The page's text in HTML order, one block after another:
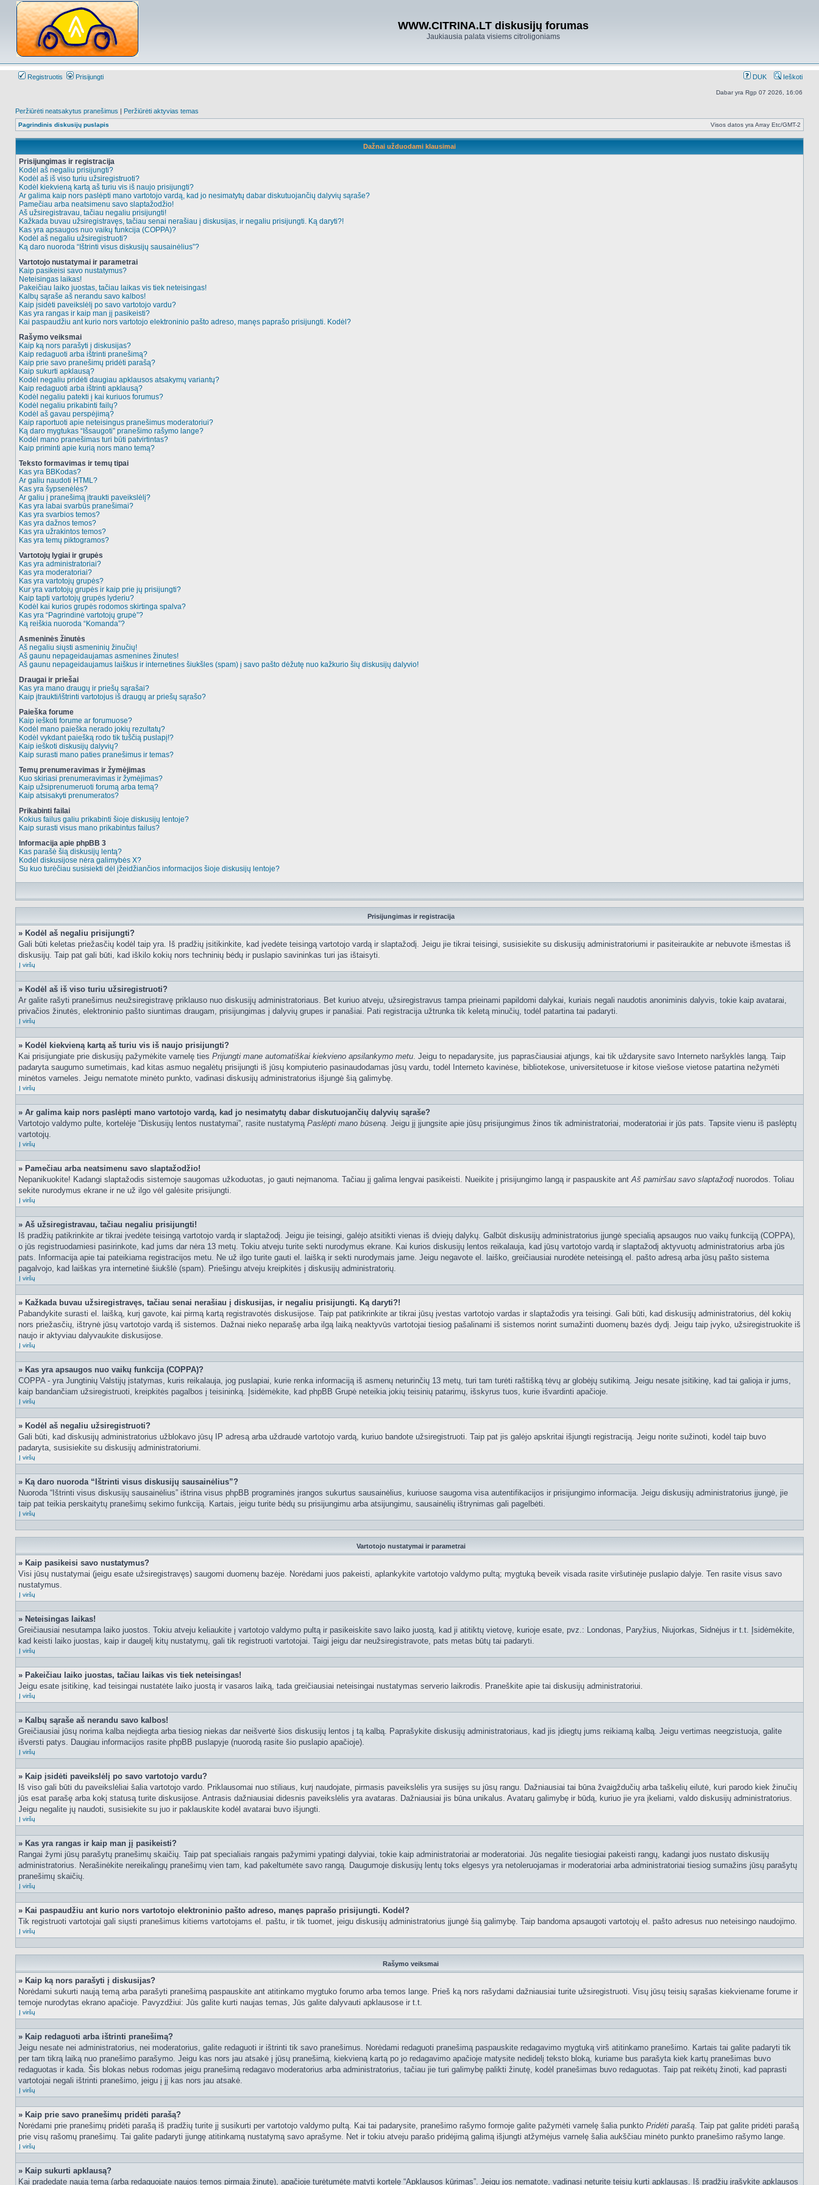
WWW.CITRINA.LT diskusijų forumas
Jaukiausia palata visiems citroligoniams
Registruotis Prisijungti DUK Ieškoti
Dabar yra Rgp 07 2026, 16:06
Peržiūrėti neatsakytus pranešimus | Peržiūrėti aktyvias temas
Pagrindinis diskusijų puslapis Visos datos yra Array Etc/GMT-2
Dažnai užduodami klausimai
Prisijungimas ir registracija
Kodėl aš negaliu prisijungti?
Kodėl aš iš viso turiu užsiregistruoti?
Kodėl kiekvieną kartą aš turiu vis iš naujo prisijungti?
Ar galima kaip nors paslėpti mano vartotojo vardą, kad jo nesimatytų dabar diskutuojančių dalyvių sąraše?
Pamečiau arba neatsimenu savo slaptažodžio!
Aš užsiregistravau, tačiau negaliu prisijungti!
Kažkada buvau užsiregistravęs, tačiau senai nerašiau į diskusijas, ir negaliu prisijungti. Ką daryti?!
Kas yra apsaugos nuo vaikų funkcija (COPPA)?
Kodėl aš negaliu užsiregistruoti?
Ką daro nuoroda “Ištrinti visus diskusijų sausainėlius”?
Vartotojo nustatymai ir parametrai
Kaip pasikeisi savo nustatymus?
Neteisingas laikas!
Pakeičiau laiko juostas, tačiau laikas vis tiek neteisingas!
Kalbų sąraše aš nerandu savo kalbos!
Kaip įsidėti paveikslėlį po savo vartotojo vardu?
Kas yra rangas ir kaip man jį pasikeisti?
Kai paspaudžiu ant kurio nors vartotojo elektroninio pašto adreso, manęs paprašo prisijungti. Kodėl?
Rašymo veiksmai
Kaip ką nors parašyti į diskusijas?
Kaip redaguoti arba ištrinti pranešimą?
Kaip prie savo pranešimų pridėti parašą?
Kaip sukurti apklausą?
Kodėl negaliu pridėti daugiau apklausos atsakymų variantų?
Kaip redaguoti arba ištrinti apklausą?
Kodėl negaliu patekti į kai kuriuos forumus?
Kodėl negaliu prikabinti failų?
Kodėl aš gavau perspėjimą?
Kaip raportuoti apie neteisingus pranešimus moderatoriui?
Ką daro mygtukas “Išsaugoti” pranešimo rašymo lange?
Kodėl mano pranešimas turi būti patvirtintas?
Kaip priminti apie kurią nors mano temą?
Teksto formavimas ir temų tipai
Kas yra BBKodas?
Ar galiu naudoti HTML?
Kas yra šypsenėlės?
Ar galiu į pranešimą įtraukti paveikslėlį?
Kas yra labai svarbūs pranešimai?
Kas yra svarbios temos?
Kas yra dažnos temos?
Kas yra užrakintos temos?
Kas yra temų piktogramos?
Vartotojų lygiai ir grupės
Kas yra administratoriai?
Kas yra moderatoriai?
Kas yra vartotojų grupės?
Kur yra vartotojų grupės ir kaip prie jų prisijungti?
Kaip tapti vartotojų grupės lyderiu?
Kodėl kai kurios grupės rodomos skirtinga spalva?
Kas yra “Pagrindinė vartotojų grupė”?
Ką reiškia nuoroda “Komanda”?
Asmeninės žinutės
Aš negaliu siųsti asmeninių žinučių!
Aš gaunu nepageidaujamas asmenines žinutes!
Aš gaunu nepageidaujamus laiškus ir internetines šiukšles (spam) į savo pašto dėžutę nuo kažkurio šių diskusijų dalyvio!
Draugai ir priešai
Kas yra mano draugų ir priešų sąrašai?
Kaip įtraukti/ištrinti vartotojus iš draugų ar priešų sąrašo?
Paieška forume
Kaip ieškoti forume ar forumuose?
Kodėl mano paieška nerado jokių rezultatų?
Kodėl vykdant paiešką rodo tik tuščią puslapį!?
Kaip ieškoti diskusijų dalyvių?
Kaip surasti mano paties pranešimus ir temas?
Temų prenumeravimas ir žymėjimas
Kuo skiriasi prenumeravimas ir žymėjimas?
Kaip užsiprenumeruoti forumą arba temą?
Kaip atsisakyti prenumeratos?
Prikabinti failai
Kokius failus galiu prikabinti šioje diskusijų lentoje?
Kaip surasti visus mano prikabintus failus?
Informacija apie phpBB 3
Kas parašė šią diskusijų lentą?
Kodėl diskusijose nėra galimybės X?
Su kuo turėčiau susisiekti dėl įžeidžiančios informacijos šioje diskusijų lentoje?
Prisijungimas ir registracija
» Kodėl aš negaliu prisijungti?
Gali būti keletas priežasčių kodėl taip yra. Iš pradžių įsitikinkite, kad įvedėte teisingą vartotojo vardą ir slaptažodį. Jeigu jie tikrai teisingi, susisiekite su diskusijų administratoriumi ir pasiteiraukite ar nebuvote išmestas iš
diskusijų. Taip pat gali būti, kad iškilo kokių nors techninių bėdų ir puslapio savininkas turi jas ištaisyti.
Į viršų
» Kodėl aš iš viso turiu užsiregistruoti?
Ar galite rašyti pranešimus neužsiregistravę priklauso nuo diskusijų administratoriaus. Bet kuriuo atveju, užsiregistravus tampa prieinami papildomi dalykai, kuriais negali naudotis anoniminis dalyvis, tokie kaip avatarai,
privačios žinutės, elektroninio pašto siuntimas draugam, prisijungimas į dalyvių grupes ir panašiai. Pati registracija užtrunka tik keletą minučių, todėl patartina tai padaryti.
Į viršų
» Kodėl kiekvieną kartą aš turiu vis iš naujo prisijungti?
Kai prisijungiate prie diskusijų pažymėkite varnelę ties Prijungti mane automatiškai kiekvieno apsilankymo metu. Jeigu to nepadarysite, jus paprasčiausiai atjungs, kai tik uždarysite savo Interneto naršyklės langą. Taip
padaryta saugumo sumetimais, kad kitas asmuo negalėtų prisijungti iš jūsų kompiuterio pasinaudodamas jūsų vardu, todėl Interneto kavinėse, bibliotekose, universitetuose ir kitose viešose vietose patartina nežymėti
minėtos varneles. Jeigu nematote minėto punkto, vadinasi diskusijų administratorius išjungė šią galimybę.
Į viršų
» Ar galima kaip nors paslėpti mano vartotojo vardą, kad jo nesimatytų dabar diskutuojančių dalyvių sąraše?
Vartotojo valdymo pulte, kortelėje “Diskusijų lentos nustatymai”, rasite nustatymą Paslėpti mano būseną. Jeigu jį įjungsite apie jūsų prisijungimus žinos tik administratoriai, moderatoriai ir jūs pats. Tapsite vienu iš paslėptų
vartotojų.
Į viršų
» Pamečiau arba neatsimenu savo slaptažodžio!
Nepanikuokite! Kadangi slaptažodis sistemoje saugomas užkoduotas, jo gauti neįmanoma. Tačiau jį galima lengvai pasikeisti. Nueikite į prisijungimo langą ir paspauskite antAš pamiršau savo slaptažodį nuorodos. Toliau
sekite nurodymus ekrane ir ne už ilgo vėl galėsite prisijungti.
Į viršų
» Aš užsiregistravau, tačiau negaliu prisijungti!
Iš pradžių patikrinkite ar tikrai įvedėte teisingą vartotojo vardą ir slaptažodį. Jeigu jie teisingi, galėjo atsitikti vienas iš dviejų dalykų. Galbūt diskusijų administratorius įjungė specialią apsaugos nuo vaikų funkciją (COPPA),
o jūs registruodamiesi pasirinkote, kad jums dar nėra 13 metų. Tokiu atveju turite sekti nurodymus ekrane. Kai kurios diskusijų lentos reikalauja, kad jūsų vartotojo vardą ir slaptažodį aktyvuotų administratorius arba jūs
pats. Informacija apie tai pateikiama registracijos metu. Ne už ilgo turite gauti el. laišką ir sekti nurodymais jame. Jeigu negavote el. laiško, greičiausiai nurodėte neteisingą el. pašto adresą arba jūsų pašto sistema
pagalvojo, kad laiškas yra internetinė šiukšlė (spam). Priešingu atveju kreipkitės į diskusijų administratorių.
Į viršų
» Kažkada buvau užsiregistravęs, tačiau senai nerašiau į diskusijas, ir negaliu prisijungti. Ką daryti?!
Pabandykite surasti el. laišką, kurį gavote, kai pirmą kartą registravotės diskusijose. Taip pat patikrinkite ar tikrai jūsų įvestas vartotojo vardas ir slaptažodis yra teisingi. Gali būti, kad diskusijų administratorius, dėl kokių
nors priežasčių, ištrynė jūsų vartotojo vardą iš sistemos. Dažnai nieko neparašę arba ilgą laiką neaktyvūs vartotojai tiesiog pašalinami iš sistemos norint sumažinti duomenų bazės dydį. Jeigu taip įvyko, užsiregistruokite iš
naujo ir aktyviau dalyvaukite diskusijose.
Į viršų
» Kas yra apsaugos nuo vaikų funkcija (COPPA)?
COPPA - yra Jungtinių Valstijų įstatymas, kuris reikalauja, jog puslapiai, kurie renka informaciją iš asmenų neturinčių 13 metų, turi tam turėti raštišką tėvų ar globėjų sutikimą. Jeigu nesate įsitikinę, kad tai galioja ir jums,
kaip bandančiam užsiregistruoti, kreipkitės pagalbos į teisininką. Įsidėmėkite, kad phpBB Grupė neteikia jokių teisinių patarimų, išskyrus tuos, kurie išvardinti apačioje.
Į viršų
» Kodėl aš negaliu užsiregistruoti?
Gali būti, kad diskusijų administratorius užblokavo jūsų IP adresą arba uždraudė vartotojo vardą, kuriuo bandote užsiregistruoti. Taip pat jis galėjo apskritai išjungti registraciją. Jeigu norite sužinoti, kodėl taip buvo
padaryta, susisiekite su diskusijų administratoriumi.
Į viršų
» Ką daro nuoroda “Ištrinti visus diskusijų sausainėlius”?
Nuoroda “Ištrinti visus diskusijų sausainėlius” ištrina visus phpBB programinės įrangos sukurtus sausainėlius, kuriuose saugoma visa autentifikacijos ir prisijungimo informacija. Jeigu diskusijų administratorius įjungė, jie
taip pat teikia perskaitytų pranešimų sekimo funkciją. Kartais, jeigu turite bėdų su prisijungimu arba atsijungimu, sausainėlių ištrynimas gali pagelbėti.
Į viršų
Vartotojo nustatymai ir parametrai
» Kaip pasikeisi savo nustatymus?
Visi jūsų nustatymai (jeigu esate užsiregistravęs) saugomi duomenų bazėje. Norėdami juos pakeisti, aplankykite vartotojo valdymo pultą; mygtuką beveik visada rasite viršutinėje puslapio dalyje. Ten rasite visus savo
nustatymus.
Į viršų
» Neteisingas laikas!
Greičiausiai nesutampa laiko juostos. Tokiu atveju keliaukite į vartotojo valdymo pultą ir pasikeiskite savo laiko juostą, kad ji atitiktų vietovę, kurioje esate, pvz.: Londonas, Paryžius, Niujorkas, Sidnėjus ir t.t. Įsidėmėkite,
kad keisti laiko juostas, kaip ir daugelį kitų nustatymų, gali tik registruoti vartotojai. Taigi jeigu dar neužsiregistravote, pats metas būtų tai padaryti.
Į viršų
» Pakeičiau laiko juostas, tačiau laikas vis tiek neteisingas!
Jeigu esate įsitikinę, kad teisingai nustatėte laiko juostą ir vasaros laiką, tada greičiausiai neteisingai nustatymas serverio laikrodis. Praneškite apie tai diskusijų administratoriui.
Į viršų
» Kalbų sąraše aš nerandu savo kalbos!
Greičiausiai jūsų norima kalba neįdiegta arba tiesiog niekas dar neišvertė šios diskusijų lentos į tą kalbą. Paprašykite diskusijų administratoriaus, kad jis įdiegtų jums reikiamą kalbą. Jeigu vertimas neegzistuoja, galite
išversti patys. Daugiau informacijos rasite phpBB puslapyje (nuorodą rasite šio puslapio apačioje).
Į viršų
» Kaip įsidėti paveikslėlį po savo vartotojo vardu?
Iš viso gali būti du paveikslėliai šalia vartotojo vardo. Priklausomai nuo stiliaus, kurį naudojate, pirmasis paveikslėlis yra susijęs su jūsų rangu. Dažniausiai tai būna žvaigždučių arba taškelių eilutė, kuri parodo kiek žinučių
jūs esat parašę arba kokį statusą turite diskusijose. Antrasis dažniausiai didesnis paveikslėlis yra avataras. Dažniausiai jis būna unikalus. Avatarų galimybę ir būdą, kuriuo jie yra įkeliami, valdo diskusijų administratorius.
Jeigu negalite jų naudoti, susisiekite su juo ir paklauskite kodėl avatarai buvo išjungti.
Į viršų
» Kas yra rangas ir kaip man jį pasikeisti?
Rangai žymi jūsų parašytų pranešimų skaičių. Taip pat specialiais rangais pažymimi ypatingi dalyviai, tokie kaip administratoriai ar moderatoriai. Jūs negalite tiesiogiai pakeisti rangų, kadangi juos nustato diskusijų
administratorius. Nerašinėkite nereikalingų pranešimų vien tam, kad pakeltumėte savo rangą. Daugumoje diskusijų lentų toks elgesys yra netoleruojamas ir moderatoriai arba administratoriai tiesiog sumažins jūsų parašytų
pranešimų skaičių.
Į viršų
» Kai paspaudžiu ant kurio nors vartotojo elektroninio pašto adreso, manęs paprašo prisijungti. Kodėl?
Tik registruoti vartotojai gali siųsti pranešimus kitiems vartotojams el. paštu, ir tik tuomet, jeigu diskusijų administratorius įjungė šią galimybę. Taip bandoma apsaugoti vartotojų el. pašto adresus nuo neteisingo naudojimo.
Į viršų
Rašymo veiksmai
» Kaip ką nors parašyti į diskusijas?
Norėdami sukurti naują temą arba parašyti pranešimą paspauskite ant atitinkamo mygtuko forumo arba temos lange. Prieš ką nors rašydami dažniausiai turite užsiregistruoti. Visų jūsų teisių sąrašas kiekviename forume ir
temoje nurodytas ekrano apačioje. Pavyzdžiui: Jūs galite kurti naujas temas, Jūs galite dalyvauti apklausose ir t.t.
Į viršų
» Kaip redaguoti arba ištrinti pranešimą?
Jeigu nesate nei administratorius, nei moderatorius, galite redaguoti ir ištrinti tik savo pranešimus. Norėdami redaguoti pranešimą paspauskite redagavimo mygtuką virš atitinkamo pranešimo. Kartais tai galite padaryti tik
per tam tikrą laiką nuo pranešimo parašymo. Jeigu kas nors jau atsakė į jūsų pranešimą, kiekvieną kartą po jo redagavimo apačioje matysite nedidelį teksto bloką, kuriame bus parašyta kiek kartų pranešimas buvo
redaguotas ir kada. Šis blokas nebus rodomas jeigu pranešimą redagavo moderatorius arba administratorius, tačiau jie turi galimybę palikti žinutę, kodėl pranešimas buvo redaguotas. Taip pat reikėtų žinoti, kad paprasti
vartotojai negali ištrinti pranešimo, jeigu į jį kas nors jau atsakė.
Į viršų
» Kaip prie savo pranešimų pridėti parašą?
Norėdami prie pranešimų pridėti parašą iš pradžių turite jį susikurti per vartotojo valdymo pultą. Kai tai padarysite, pranešimo rašymo formoje galite pažymėti varnelę šalia punkto Pridėti parašą. Taip pat galite pridėti parašą
prie visų rašomų pranešimų. Tai galite padaryti įjungę atitinkamą nustatymą savo aprašyme. Net ir tokiu atveju parašo pridėjimą galimą išjungti atžymėjus varnelę šalia aukščiau minėto punkto pranešimo rašymo lange.
Į viršų
» Kaip sukurti apklausą?
Kai pradedate naują temą (arba redaguojate naujos temos pirmąją žinutę), apačioje turėtumėte matyti kortelę “Apklausos kūrimas”. Jeigu jos nematote, vadinasi neturite teisių kurti apklausas. Iš pradžių įrašykite apklausos